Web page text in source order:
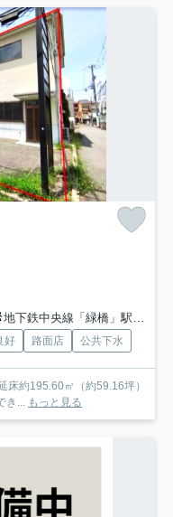
地下鉄中央線「緑橋」駅 徒歩14分
好 路面店 公共下水
床約195.60㎡（約59.16坪）
き... もっと見る